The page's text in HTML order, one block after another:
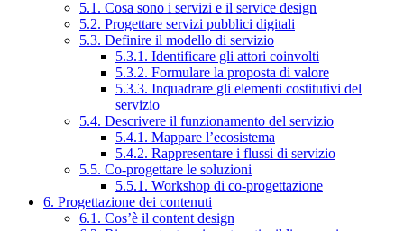
5.1. Cosa sono i servizi e il service design
5.2. Progettare servizi pubblici digitali
5.3. Definire il modello di servizio
5.3.1. Identificare gli attori coinvolti
5.3.2. Formulare la proposta di valore
5.3.3. Inquadrare gli elementi costitutivi del
servizio
5.4. Descrivere il funzionamento del servizio
5.4.1. Mappare l’ecosistema
5.4.2. Rappresentare i flussi di servizio
5.5. Co-progettare le soluzioni
5.5.1. Workshop di co-progettazione
6. Progettazione dei contenuti
6.1. Cos’è il content design